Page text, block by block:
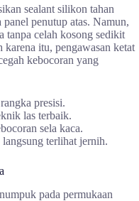
sealant silikon tahan
panel penutup atas. Namun,
tanpa celah kosong sedikit
itu, pengawasan ketat
kebocoran yang
presisi.
las terbaik.
sela kaca.
terlihat jernih.
pada permukaan